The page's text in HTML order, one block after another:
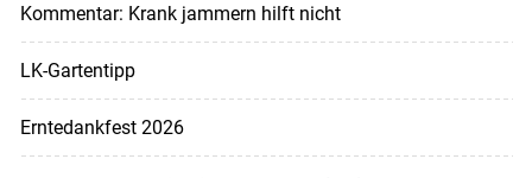
Kommentar: Krank jammern hilft nicht
LK-Gartentipp
Erntedankfest 2026